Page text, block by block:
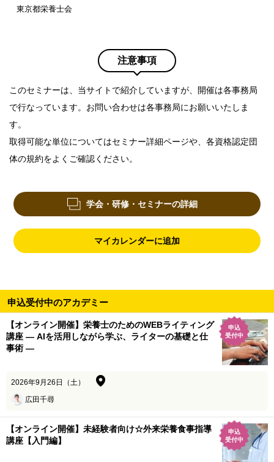
東京都栄養士会
注意事項
このセミナーは、当サイトで紹介していますが、開催は各事務局
で行なっています。お問い合わせは各事務局にお願いいたしま
す。
取得可能な単位についてはセミナー詳細ページや、各資格認定団
体の規約をよくご確認ください。
学会・研修・セミナーの詳細
マイカレンダーに追加
申込受付中のアカデミー
【オンライン開催】栄養士のためのWEBライティング
講座 ― AIを活用しながら学ぶ、ライターの基礎と仕
事術 ―
申込
受付中
2026年9月26日（土）
広田千尋
【オンライン開催】未経験者向け☆外来栄養食事指導
講座【入門編】
申込
受付中